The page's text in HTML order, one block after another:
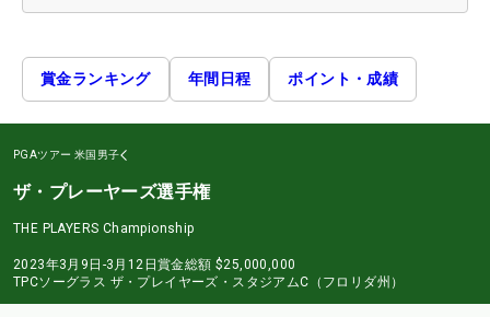
賞金ランキング 年間日程 ポイント・成績
PGAツアー 米国男子
ザ・プレーヤーズ選手権
THE PLAYERS Championship
2023年3月9日-3月12日賞金総額 $25,000,000
TPCソーグラス ザ・プレイヤーズ・スタジアムC（フロリダ州）